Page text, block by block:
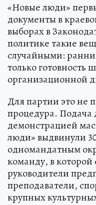
«Новые люди»
документы в
выборах в
политике такие
случайными:
только готовность
организационной
Для партии это не
процедура. Подача
демонстрацией
люди» выдвинули
одномандатным
команду, в
руководители
преподаватели,
крупных